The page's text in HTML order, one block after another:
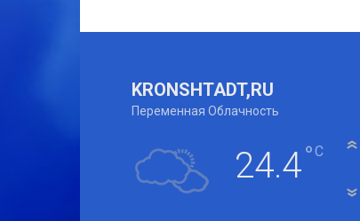
KRONSHTADT,RU
Переменная Облачность
24.4°C